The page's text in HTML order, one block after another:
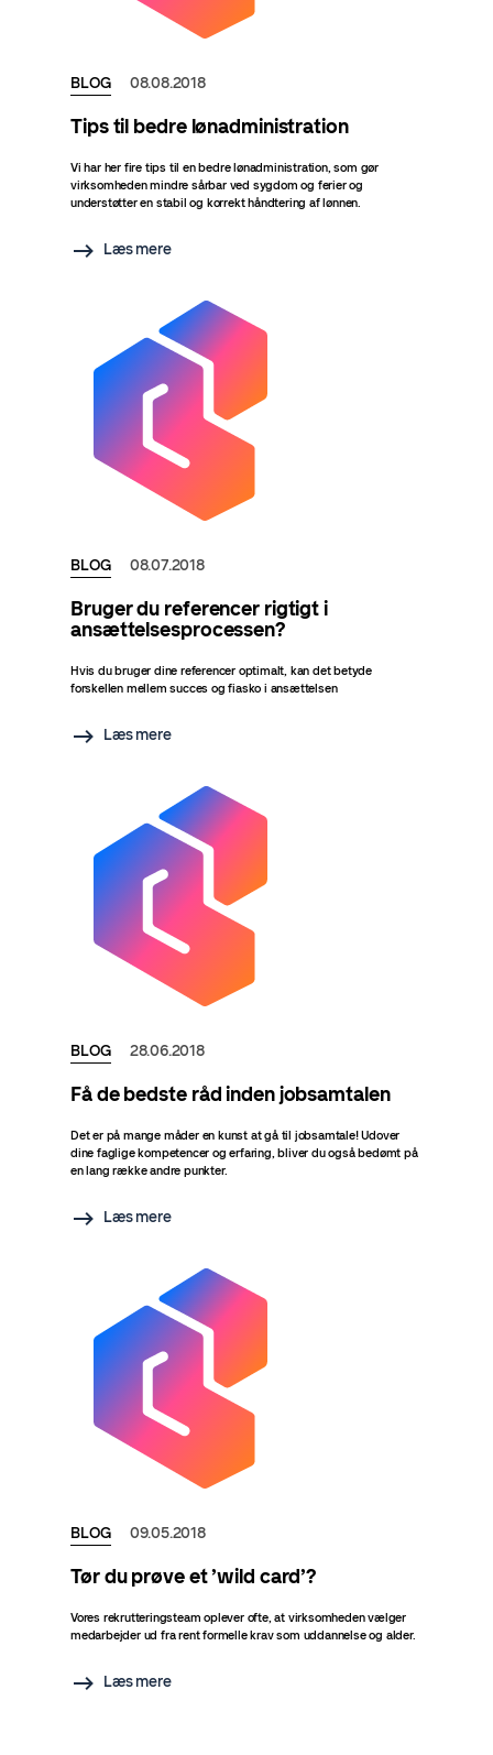
BLOG 08.08.2018
Tips til bedre lønadministration
Vi har her fire tips til en bedre lønadministration, som gør
virksomheden mindre sårbar ved sygdom og ferier og
understøtter en stabil og korrekt håndtering af lønnen.
Læs mere
BLOG 08.07.2018
Bruger du referencer rigtigt i
ansættelsesprocessen?
Hvis du bruger dine referencer optimalt, kan det betyde
forskellen mellem succes og fiasko i ansættelsen
Læs mere
BLOG 28.06.2018
Få de bedste råd inden jobsamtalen
Det er på mange måder en kunst at gå til jobsamtale! Udover
dine faglige kompetencer og erfaring, bliver du også bedømt på
en lang række andre punkter.
Læs mere
BLOG 09.05.2018
Tør du prøve et ’wild card’?
Vores rekrutteringsteam oplever ofte, at virksomheden vælger
medarbejder ud fra rent formelle krav som uddannelse og alder.
Læs mere